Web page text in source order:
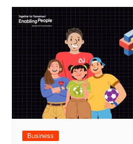
Business